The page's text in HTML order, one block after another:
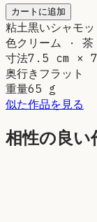
カートに追加
粘土黒いシャモ
色クリーム · 茶
寸法7.5 cm × 7
奥行き フラット
重量65 g
似た作品を見る
相性の良い